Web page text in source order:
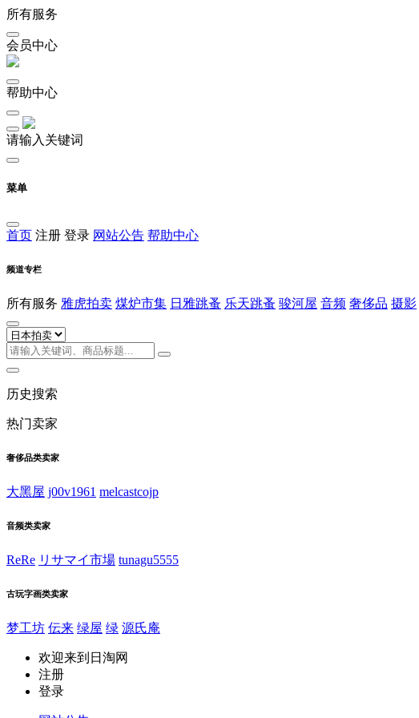
所有服务
会员中心
帮助中心
请输入关键词
菜单
首页 注册 登录 网站公告 帮助中心
频道专栏
所有服务 雅虎拍卖 煤炉市集 日雅跳蚤 乐天跳蚤 骏河屋 音频 奢侈品 摄影
历史搜索
热门卖家
奢侈品类卖家
大黑屋 j00v1961 melcastcojp
音频类卖家
ReRe リサマイ市場 tunagu5555
古玩字画类卖家
梦工坊 伝来 绿屋 绿 源氏庵
欢迎来到日淘网
注册
登录